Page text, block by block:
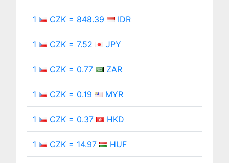
1 CZK = 848.39 IDR
1 CZK = 7.52 JPY
1 CZK = 0.77 ZAR
1 CZK = 0.19 MYR
1 CZK = 0.37 HKD
1 CZK = 14.97 HUF